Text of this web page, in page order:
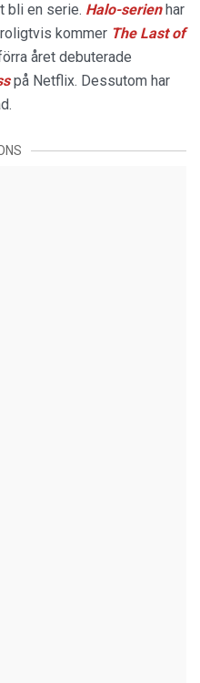
bli en serie. Halo-serienhar
kommer The Last of
året debuterade
på Netflix. Dessutom har